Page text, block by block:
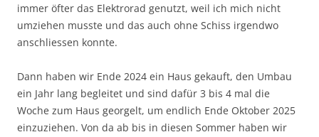
immer öfter das Elektrorad genutzt, weil ich mich nicht
umziehen musste und das auch ohne Schiss irgendwo
anschliessen konnte.
Dann haben wir Ende 2024 ein Haus gekauft, den Umbau
ein Jahr lang begleitet und sind dafür 3 bis 4 mal die
Woche zum Haus georgelt, um endlich Ende Oktober 2025
einzuziehen. Von da ab bis in diesen Sommer haben wir